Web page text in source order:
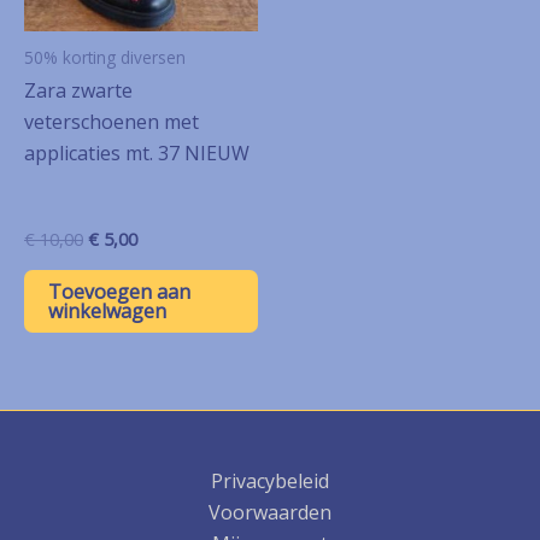
50% korting diversen
Zara zwarte
veterschoenen met
applicaties mt. 37 NIEUW
€10,00 Oorspronkelijke
was:
€ 10,00.
€ 5,00Huidige
is:
€ 5,00.
Toevoegen aan
winkelwagen
Privacybeleid
Voorwaarden